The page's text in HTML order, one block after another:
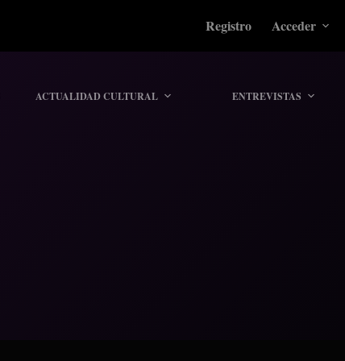
Registro Acceder
ACTUALIDAD CULTURAL ENTREVISTAS